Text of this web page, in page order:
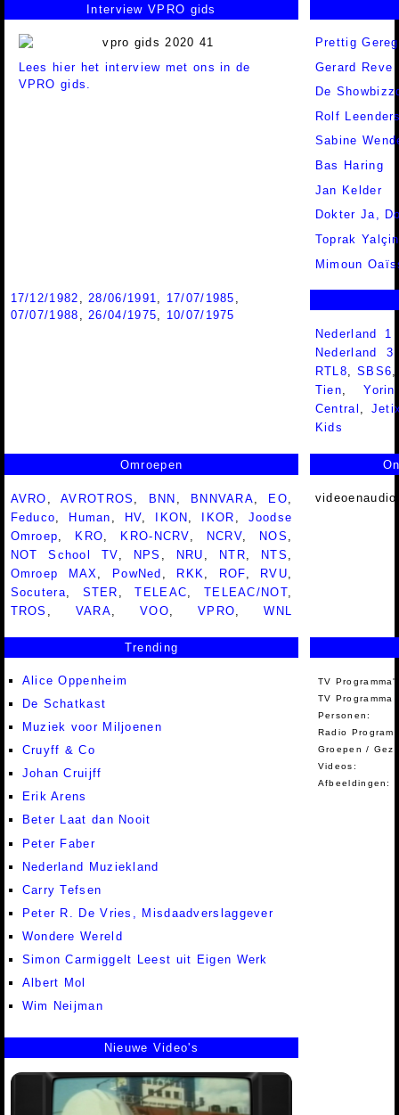
Interview VPRO gids
Lees hier het interview met ons in de
VPRO gids.
Prettig
Gerard Reve
De
Rolf
Sabine
Bas Haring
Jan Kelder
Dokter Ja,
Toprak
Mimoun
17/12/1982 28/06/1991 17/07/1985
07/07/1988
26/04/1975
10/07/1975
Nederland
Nederland
RTL8,SBS6
Tien,Yorin
Central ,
Kids
Omroepen
AVRO ,AVROTROS BNN BNNVARA EO
Feduco
Human HV IKON IKOR
Joodse
Omroep
KRO KRO-NCRV NCRV NOS
NOT School TV
NPS NRU NTR NTS
Omroep MAX
PowNed RKK ROF RVU
Socutera
STER ,TELEAC TELEAC/NOT
TROS
VARA ,VOO ,VPRO ,WNL
Trending
Alice Oppenheim
De Schatkast
Muziek voor Miljoenen
Cruyff & Co
Johan Cruijff
Erik Arens
Beter Laat dan Nooit
Peter Faber
Nederland Muziekland
Carry Tefsen
Peter R. De Vries, Misdaadverslaggever
Wondere Wereld
Simon Carmiggelt Leest uit Eigen Werk
Albert Mol
Wim Neijman
TV
TV Programma
Personen:
Radio
Groepen /
Videos:
Afbeeldingen:
Nieuwe Video's